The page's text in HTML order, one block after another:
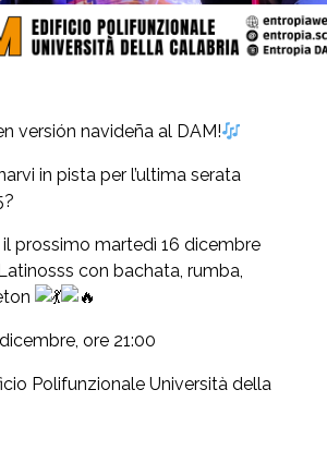
versión navideña al DAM!
in pista per l’ultima serata
prossimo martedì 16 dicembre
con bachata, rumba,
ore 21:00
Polifunzionale Università della